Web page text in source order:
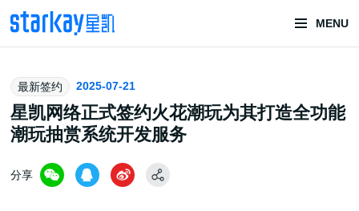
MENU
头部潮玩
技术服务商
最新签约 2025-07-21
星凯网络正式签约火花潮玩为其打造全功能
潮玩抽赏系统开发服务
分享